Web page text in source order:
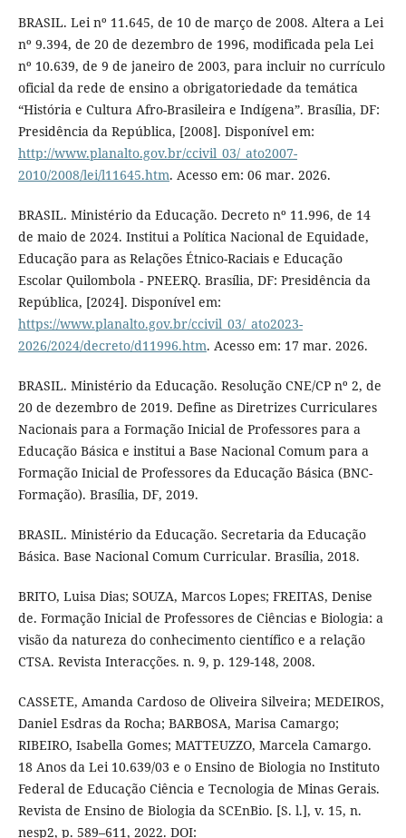
BRASIL. Lei nº 11.645, de 10 de março de 2008. Altera a Lei
nº 9.394, de 20 de dezembro de 1996, modificada pela Lei
nº 10.639, de 9 de janeiro de 2003, para incluir no currículo
oficial da rede de ensino a obrigatoriedade da temática
“História e Cultura Afro-Brasileira e Indígena”. Brasília, DF:
Presidência da República, [2008]. Disponível em:
http://www.planalto.gov.br/ccivil_03/_ato2007-
2010/2008/lei/l11645.htm. Acesso em: 06 mar. 2026.
BRASIL. Ministério da Educação. Decreto nº 11.996, de 14
de maio de 2024. Institui a Política Nacional de Equidade,
Educação para as Relações Étnico-Raciais e Educação
Escolar Quilombola - PNEERQ. Brasília, DF: Presidência da
República, [2024]. Disponível em:
https://www.planalto.gov.br/ccivil_03/_ato2023-
2026/2024/decreto/d11996.htm. Acesso em: 17 mar. 2026.
BRASIL. Ministério da Educação. Resolução CNE/CP nº 2, de
20 de dezembro de 2019. Define as Diretrizes Curriculares
Nacionais para a Formação Inicial de Professores para a
Educação Básica e institui a Base Nacional Comum para a
Formação Inicial de Professores da Educação Básica (BNC-
Formação). Brasília, DF, 2019.
BRASIL. Ministério da Educação. Secretaria da Educação
Básica. Base Nacional Comum Curricular. Brasília, 2018.
BRITO, Luisa Dias; SOUZA, Marcos Lopes; FREITAS, Denise
de. Formação Inicial de Professores de Ciências e Biologia: a
visão da natureza do conhecimento científico e a relação
CTSA. Revista Interacções. n. 9, p. 129-148, 2008.
CASSETE, Amanda Cardoso de Oliveira Silveira; MEDEIROS,
Daniel Esdras da Rocha; BARBOSA, Marisa Camargo;
RIBEIRO, Isabella Gomes; MATTEUZZO, Marcela Camargo.
18 Anos da Lei 10.639/03 e o Ensino de Biologia no Instituto
Federal de Educação Ciência e Tecnologia de Minas Gerais.
Revista de Ensino de Biologia da SCEnBio. [S. l.], v. 15, n.
nesp2, p. 589–611, 2022. DOI: